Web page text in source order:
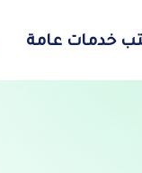
خدمات عامة